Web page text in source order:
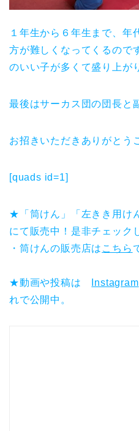
１年生から６年生まで、年
方が難しくなってくるので
のいい子が多くて盛り上が
最後はサーカス団の団長と
お招きいただきありがとう
[quads id=1]
★「筒けん」「左きき用け
にて販売中！是非チェック
・筒けんの販売店は こちら
★動画や投稿は Instagram
れで公開中。